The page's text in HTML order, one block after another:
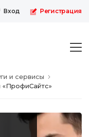
пищевая онлайн-выставка
Вход Регистрация
и сервисы
«ПрофиСайтс»